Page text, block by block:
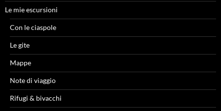
Le mie escursioni
Con le ciaspole
Le gite
Mappe
Note di viaggio
Rifugi & bivacchi